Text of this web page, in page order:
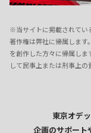
※当サイトに掲載されてい
著作権は弊社に帰属します
を創作した方々に帰属しま
して民事上または刑事上
東京オデ
企画のサポート